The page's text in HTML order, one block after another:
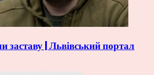
заставу | Львівський портал